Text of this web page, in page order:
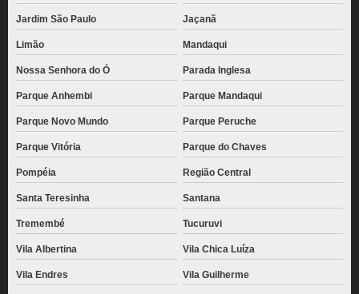
Jardim São Paulo Jaçanã
Limão Mandaqui
Nossa Senhora do Ó Parada Inglesa
Parque Anhembi Parque Mandaqui
Parque Novo Mundo Parque Peruche
Parque Vitória Parque do Chaves
Pompéia Região Central
Santa Teresinha Santana
Tremembé Tucuruvi
Vila Albertina Vila Chica Luíza
Vila Endres Vila Guilherme